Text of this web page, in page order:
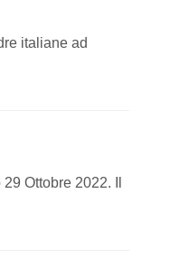
italiane ad
Ottobre 2022. Il